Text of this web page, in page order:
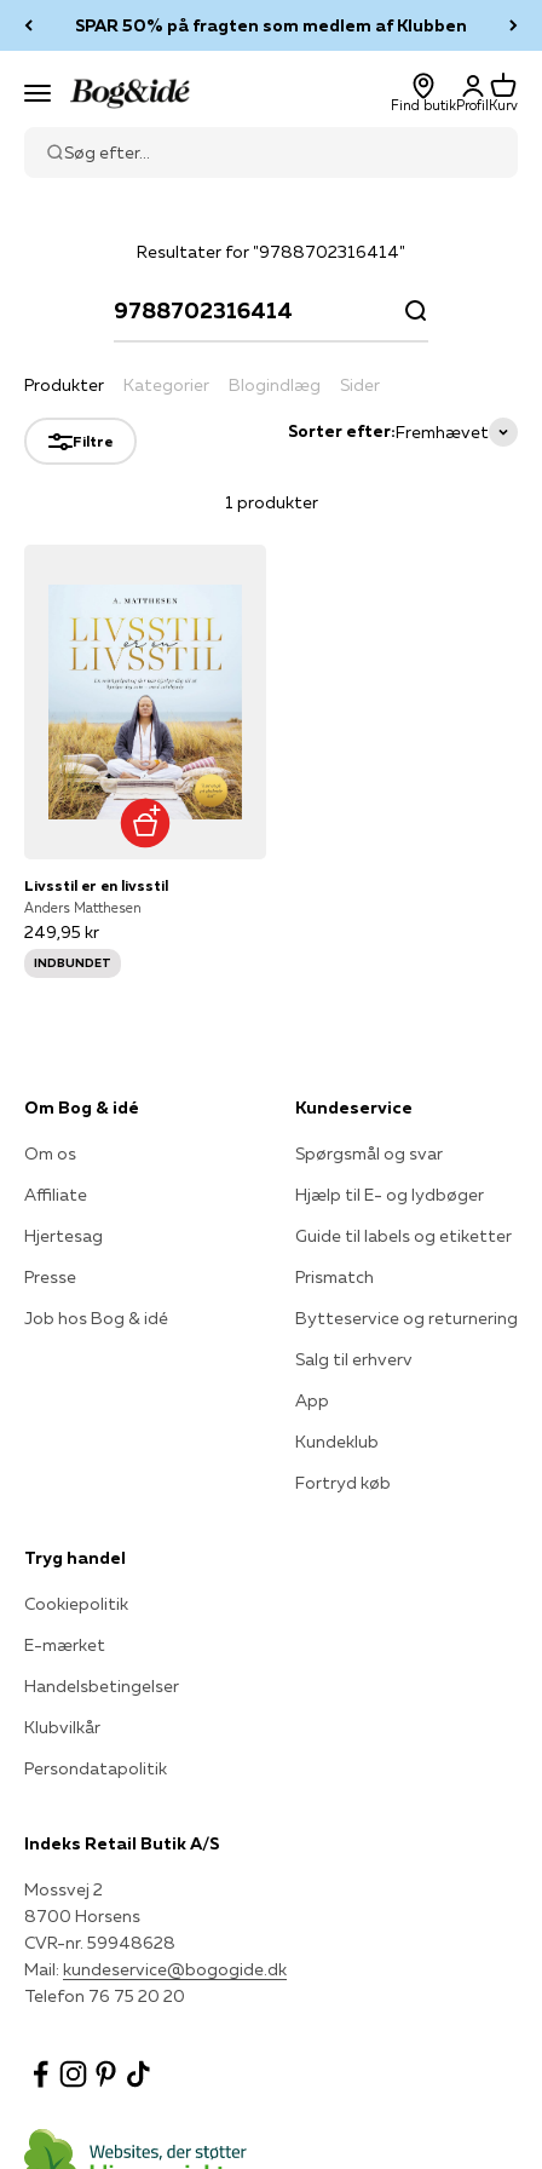
SPAR 50% på fragten som medlem af Klubben
Menu Bog & idé
Find butik
Log ind
Profil
Kurv
Kurv
Søg efter...
Resultater for "9788702316414"
Produkter
Filtre Sorter efter:Fremhævet
1 produkter
Livsstil er en livsstil
Anders Matthesen
249,95 kr
INDBUNDET
Kategorier Blogindlæg Sider
Om Bog & idé
Om os
Affiliate
Hjertesag
Presse
Job hos Bog & idé
Kundeservice
Spørgsmål og svar
Hjælp til E- og lydbøger
Guide til labels og etiketter
Prismatch
Bytteservice og returnering
Salg til erhverv
App
Kundeklub
Fortryd køb
Tryg handel
Cookiepolitik
E-mærket
Handelsbetingelser
Klubvilkår
Persondatapolitik
Indeks Retail Butik A/S
Mossvej 2
8700 Horsens
CVR-nr. 59948628
Mail: kundeservice@bogogide.dk
Telefon 76 75 20 20